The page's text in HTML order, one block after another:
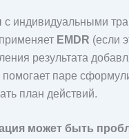
с индивидуальными
EMDR (если
результата
помогает паре
план действий.
может быть